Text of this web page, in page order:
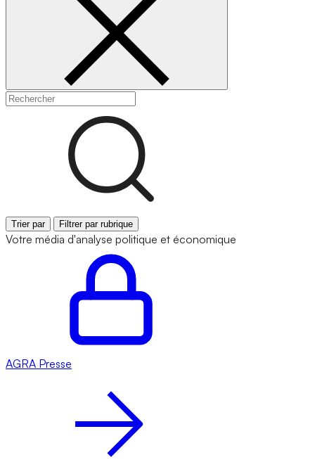
Trier par Filtrer par rubrique
Votre média d'analyse politique et économique
AGRA Presse